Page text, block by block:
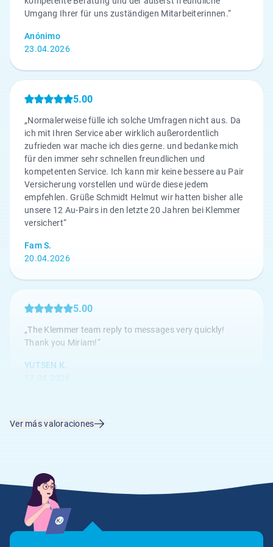
Umgang Ihrer für uns zuständigen Mitarbeiterinnen.“
Anónimo
23.04.2026
5.00
„Normalerweise fülle ich solche Umfragen nicht aus. Da
ich mit Ihren Service aber wirklich außerordentlich
zufrieden war mache ich dies gerne. und bedanke mich
für den immer sehr schnellen freundlichen und
kompetenten Service. Ich kann mir keine bessere au Pair
Versicherung vorstellen und würde diese jedem
empfehlen. Grüße Schmidt Helmut wir hatten bisher alle
unsere 12 Au-Pairs in den letzte 20 Jahren bei Klemmer
versichert“
Fam S.
20.04.2026
5.00
„The Klemmer team reply to messages very quickly!
Thank you Miriam!“
YUTSEN K.
17.04.2026
4.67
Anónimo
14.04.2026
Ver más valoraciones